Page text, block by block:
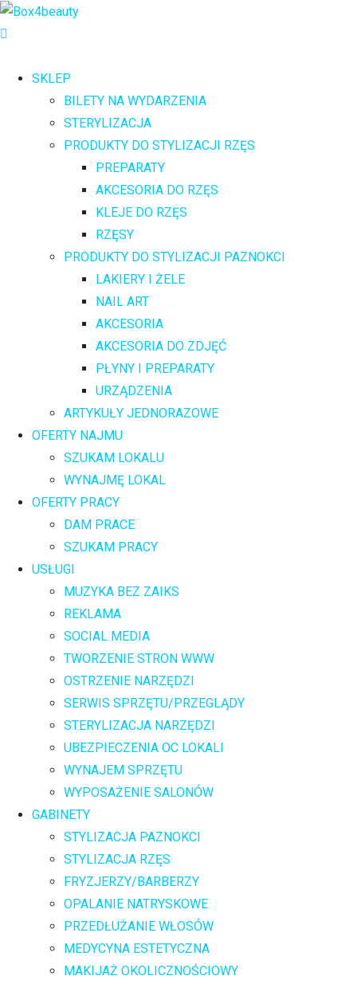
SKLEP
BILETY NA WYDARZENIA
STERYLIZACJA
PRODUKTY DO STYLIZACJI RZĘS
PREPARATY
AKCESORIA DO RZĘS
KLEJE DO RZĘS
RZĘSY
PRODUKTY DO STYLIZACJI PAZNOKCI
LAKIERY I ŻELE
NAIL ART
AKCESORIA
AKCESORIA DO ZDJĘĆ
PŁYNY I PREPARATY
URZĄDZENIA
ARTYKUŁY JEDNORAZOWE
OFERTY NAJMU
SZUKAM LOKALU
WYNAJMĘ LOKAL
OFERTY PRACY
DAM PRACE
SZUKAM PRACY
USŁUGI
MUZYKA BEZ ZAIKS
REKLAMA
SOCIAL MEDIA
TWORZENIE STRON WWW
OSTRZENIE NARZĘDZI
SERWIS SPRZĘTU/PRZEGLĄDY
STERYLIZACJA NARZĘDZI
UBEZPIECZENIA OC LOKALI
WYNAJEM SPRZĘTU
WYPOSAŻENIE SALONÓW
GABINETY
STYLIZACJA PAZNOKCI
STYLIZACJA RZĘS
FRYZJERZY/BARBERZY
OPALANIE NATRYSKOWE
PRZEDŁUŻANIE WŁOSÓW
MEDYCYNA ESTETYCZNA
MAKIJAŻ OKOLICZNOŚCIOWY